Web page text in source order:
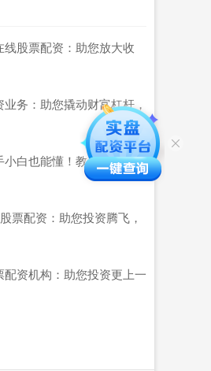
股票配资：助您放大收
务：助您撬动财富杠杆，
小白也能懂！教你如何配资
票配资：助您投资腾飞，
资机构：助您投资更上一